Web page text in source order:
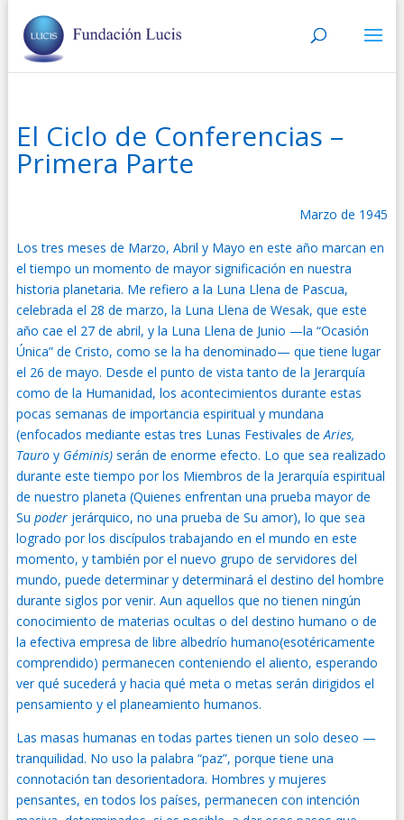
El Ciclo de Conferencias –
Primera Parte
Marzo de 1945
Los tres meses de Marzo, Abril y Mayo en este año marcan en
el tiempo un momento de mayor significación en nuestra
historia planetaria. Me refiero a la Luna Llena de Pascua,
celebrada el 28 de marzo, la Luna Llena de Wesak, que este
año cae el 27 de abril, y la Luna Llena de Junio —la “Ocasión
Única” de Cristo, como se la ha denominado— que tiene lugar
el 26 de mayo. Desde el punto de vista tanto de la Jerarquía
como de la Humanidad, los acontecimientos durante estas
pocas semanas de importancia espiritual y mundana
(enfocados mediante estas tres Lunas Festivales deAries,
Tauro y Géminis) serán de enorme efecto. Lo que sea realizado
durante este tiempo por los Miembros de la Jerarquía espiritual
de nuestro planeta (Quienes enfrentan una prueba mayor de
Su poder jerárquico, no una prueba de Su amor), lo que sea
logrado por los discípulos trabajando en el mundo en este
momento, y también por el nuevo grupo de servidores del
mundo, puede determinar y determinará el destino del hombre
durante siglos por venir. Aun aquellos que no tienen ningún
conocimiento de materias ocultas o del destino humano o de
la efectiva empresa de libre albedrío humano(esotéricamente
comprendido) permanecen conteniendo el aliento, esperando
ver qué sucederá y hacia qué meta o metas serán dirigidos el
pensamiento y el planeamiento humanos.
Las masas humanas en todas partes tienen un solo deseo —
tranquilidad. No uso la palabra “paz”, porque tiene una
connotación tan desorientadora. Hombres y mujeres
pensantes, en todos los países, permanecen con intención